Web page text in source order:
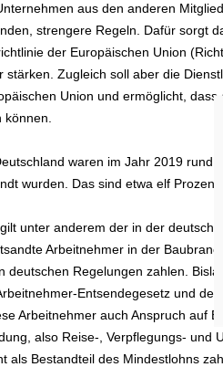
aus den anderen
strengere Regeln. Dafür sorgt
der Europäischen Union
stärken. Zugleich soll aber die
Union und ermöglicht,
waren im Jahr 2019
wurden. Das sind etwa elf Prozent
unter anderem der in der
Arbeitnehmer in der
deutschen Regelungen zahlen.
Entsendegesetz und
Arbeitnehmer auch Anspruch auf
also Reise-, Verpflegungs- und
als Bestandteil des Mindestlohns